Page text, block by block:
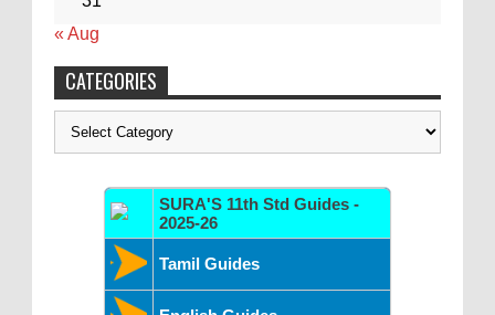
« Aug
CATEGORIES
Categories
SURA'S 11th Std Guides -
2025-26
Tamil Guides